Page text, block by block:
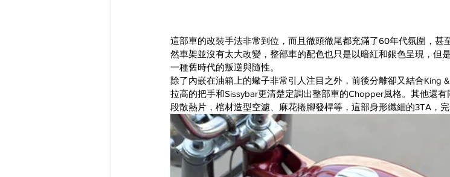
這部車的改裝手法非常到位，而且徹頭徹尾都充滿了60年代氛圍，甚
然車架並沒有太大改變，整部車的配色也只是以暗紅和銀色呈現，但
一種舊時代的叛逆與隨性。
除了內嵌在油箱上的蠍子非常引人注目之外，前後分離卻又結合King
拉高的把手和Sissybar更清楚定調出整部車的Chopper風格。其他還
段散熱片，棺材造型空濾、麻花捲腳發桿等，這部身形纖細的3TA，